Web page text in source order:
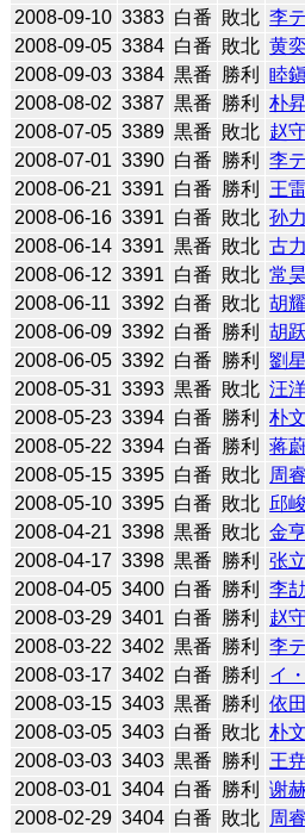
2008-09-10 3383 白番 敗北 李
2008-09-05 3384 白番 敗北 黄
2008-09-03 3384 黒番 勝利 睦
2008-08-02 3387 黒番 勝利 朴
2008-07-05 3389 黒番 敗北 赵
2008-07-01 3390 白番 勝利 李
2008-06-21 3391 白番 勝利 王雷
2008-06-16 3391 白番 敗北 孙力
2008-06-14 3391 黒番 敗北 古力
2008-06-12 3391 白番 敗北 常昊
2008-06-11 3392 白番 敗北 胡
2008-06-09 3392 白番 勝利 胡
2008-06-05 3392 白番 勝利 劉星
2008-05-31 3393 黒番 敗北 汪
2008-05-23 3394 白番 勝利 朴
2008-05-22 3394 白番 勝利 蒋
2008-05-15 3395 白番 敗北 周
2008-05-10 3395 白番 敗北 邱峻
2008-04-21 3398 黒番 敗北 金
2008-04-17 3398 黒番 勝利 张立
2008-04-05 3400 白番 勝利 李劼
2008-03-29 3401 白番 勝利 赵
2008-03-22 3402 黒番 勝利 李
2008-03-17 3402 白番 勝利 イ
2008-03-15 3403 黒番 勝利 依
2008-03-05 3403 白番 敗北 朴
2008-03-03 3403 黒番 勝利 王
2008-03-01 3404 白番 勝利 谢
2008-02-29 3404 白番 敗北 周